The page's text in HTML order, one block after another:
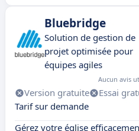
Bluebridge
Solution de gestion de
projet optimisée pour
équipes agiles
Aucun avis
Version gratuite Essai
Tarif sur demande
Gérez votre église